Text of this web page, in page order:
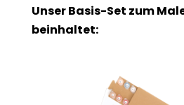
Unser Basis-Set zum
beinhaltet: